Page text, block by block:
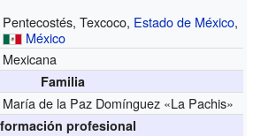
Pentecostés, Texcoco, Estado de México,
México
Mexicana
Familia
María de la Paz Domínguez «La Pachis»
profesional